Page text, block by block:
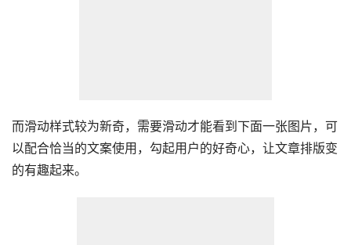
而滑动样式较为新奇，需要滑动才能看到下面一张图片，可
以配合恰当的文案使用，勾起用户的好奇心，让文章排版变
的有趣起来。